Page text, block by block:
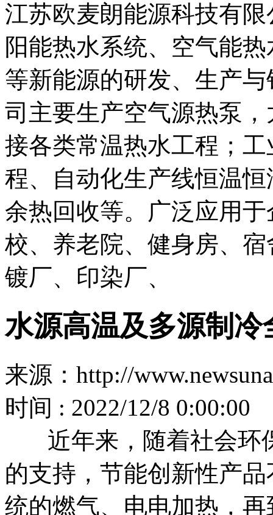
江苏欧麦朗能源科技有
阳能热水系统、空气能
等新能源的研发、生产
司主要生产空气源热泵
接各类常温热水工程；
程、自动化生产线恒温
余热回收等。广泛应用
校、养老院、健身房、
镀厂、印染厂、
水源高温及多源制冷
来源：http://
时间 : 2022/12/8 0:00:00
近年来，随着社会环
的支持，节能创新性产
统的燃气、电电加热，